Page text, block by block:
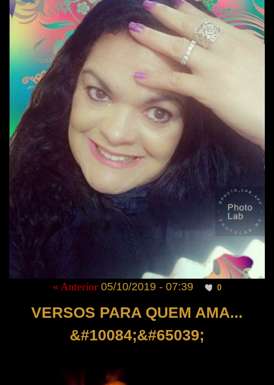
« Anterior 05/10/2019 - 07:39 0
VERSOS PARA QUEM AMA...
&#10084;&#65039;